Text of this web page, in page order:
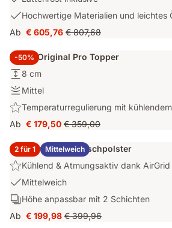
Bezug
Zeitlosigkeit
mit
796
Stauraum
Lattenrost
inklusive
USP
3:
Hochwertige
Materialien
und
leichtes
Öffnen
Stauraum
Hochwertige Materialien und leichtes
Ab Preis
€ 605,76
€ 605,76 Ursprünglicher
€ 807,68
€ 807,68
-50%
Emma Original Pro Topper
Höhe:
8
cm
8 cm
Festigkeit:
Mittel
Mittel
Highlight:
Temperaturregulierung
mit
kühlendem
Bezug
Temperaturregulierung mit
Ab Preis
€ 179,50
€ 179,50 Ursprünglicher
Preis
€ 359,00
€ 359,00
2 für 1 Mittelweich
2x Emma Elite Flauschpolster
Highlight:
Kühlend
&
Atmungsaktiv
dank
Kühlend & Atmungsaktiv dank
USP
1:
Mittelweich
Mittelweich
Schichten:
Höhe
anpassbar
Höhe anpassbar mit 2 Schichten
Ab Preis
€ 199,98 Ursprünglicher
€ 399,96